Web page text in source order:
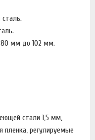
80 мм до 102 мм.
стали 1,5 мм,
пленка, регулируемые